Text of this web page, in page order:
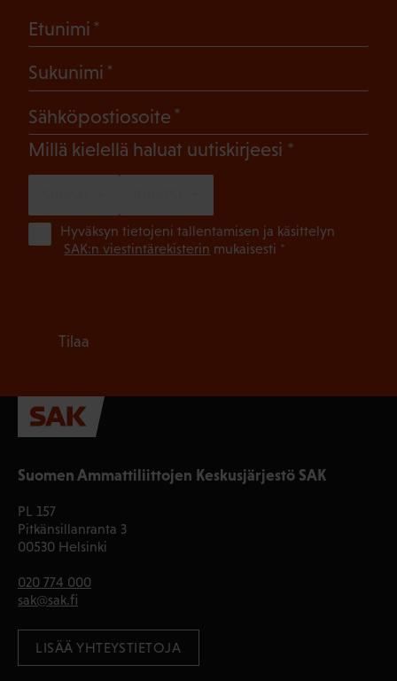
Suomen Ammattiliittojen Keskusjärjestö SAK
PL 157
Pitkänsillanranta 3
00530 Helsinki
020 774 000
sak@sak.fi
LISÄÄ YHTEYSTIETOJA
Etunimi
Sukunimi
Sähköpostiosoite
Millä kielellä haluat uutiskirjeesi (Pakollinen)
Hyväksyn tietojeni tallentamisen ja käsittelyn
SAK:n viestintärekisterin mukaisesti *
Tilaa